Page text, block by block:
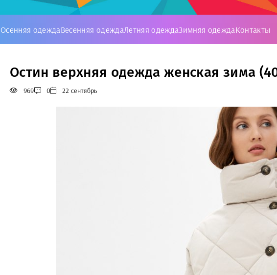
Осенняя одеждаВесенняя одеждаЛетняя одеждаЗимняя одеждаКонтакты
Остин верхняя одежда женская зима
969 0 22 сентябрь